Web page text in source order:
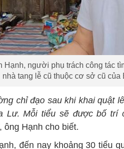
Hạnh, người phụ trách công tác
nhà tang lễ cũ thuộc cơ sở cũ
chỉ đạo sau khi khai quật
Lư. Mỗi tiểu sẽ được bố trí
, ông Hạnh cho biết.
đến nay khoảng 30 tiểu